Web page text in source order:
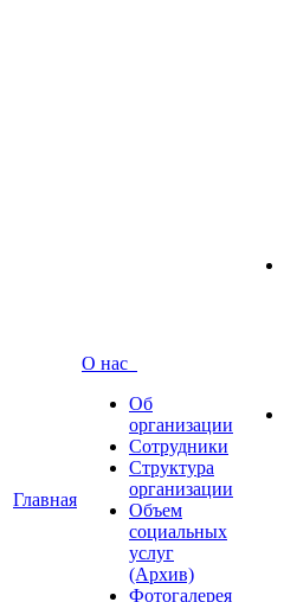
Главная
О нас
Об
организации
Сотрудники
Структура
организации
Объем
социальных
услуг
(Архив)
Фотогалерея